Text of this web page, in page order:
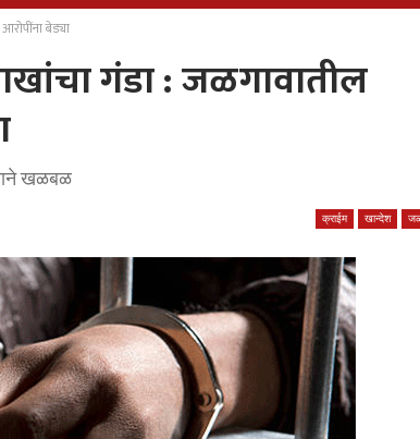
बेड्या
गंडा : जळगावातील
खळबळ
क्राईम खान्देश